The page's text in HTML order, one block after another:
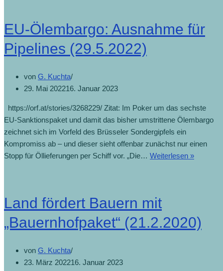
EU-Ölembargo: Ausnahme für
Pipelines (29.5.2022)
von G. Kuchta
29. Mai 202216. Januar 2023
https://orf.at/stories/3268229/ Zitat: Im Poker um das sechste
EU-Sanktionspaket und damit das bisher umstrittene Ölembargo
zeichnet sich im Vorfeld des Brüsseler Sondergipfels ein
Kompromiss ab – und dieser sieht offenbar zunächst nur einen
Stopp für Öllieferungen per Schiff vor. „Die… Weiterlesen »EU-
Land fördert Bauern mit
„Bauernhofpaket“ (21.2.2020)
von G. Kuchta
23. März 202216. Januar 2023